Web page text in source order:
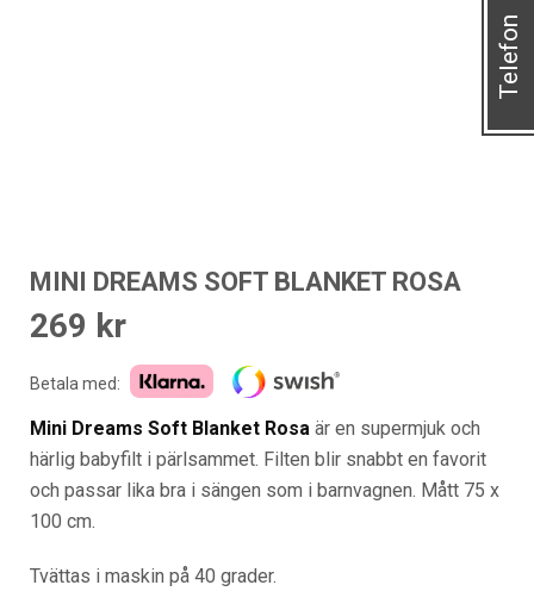
MINI DREAMS SOFT BLANKET ROSA
269 kr
Betala med:
Mini Dreams Soft Blanket Rosa är en supermjuk och
härlig babyfilt i pärlsammet. Filten blir snabbt en favorit
och passar lika bra i sängen som i barnvagnen. Mått 75 x
100 cm.
Tvättas i maskin på 40 grader.
Telefon